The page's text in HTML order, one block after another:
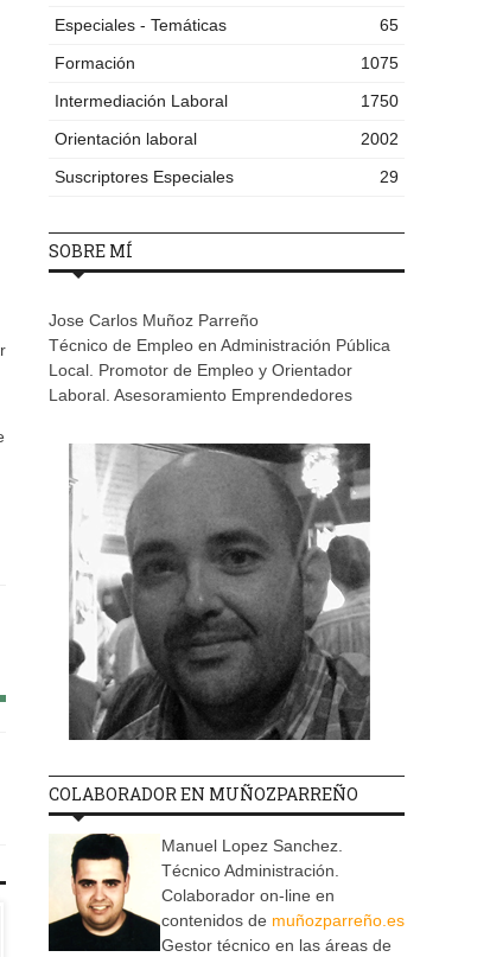
Especiales - Temáticas
65
Formación
1075
Intermediación Laboral
1750
Orientación laboral
2002
Suscriptores Especiales
29
SOBRE MÍ
Jose Carlos Muñoz Parreño
Técnico de Empleo en Administración Pública
Local. Promotor de Empleo y Orientador
Laboral. Asesoramiento Emprendedores
COLABORADOR EN MUÑOZPARREÑO
Manuel Lopez Sanchez.
Técnico Administración.
Colaborador on-line en
contenidos de muñozparreño.es
Gestor técnico en las áreas de